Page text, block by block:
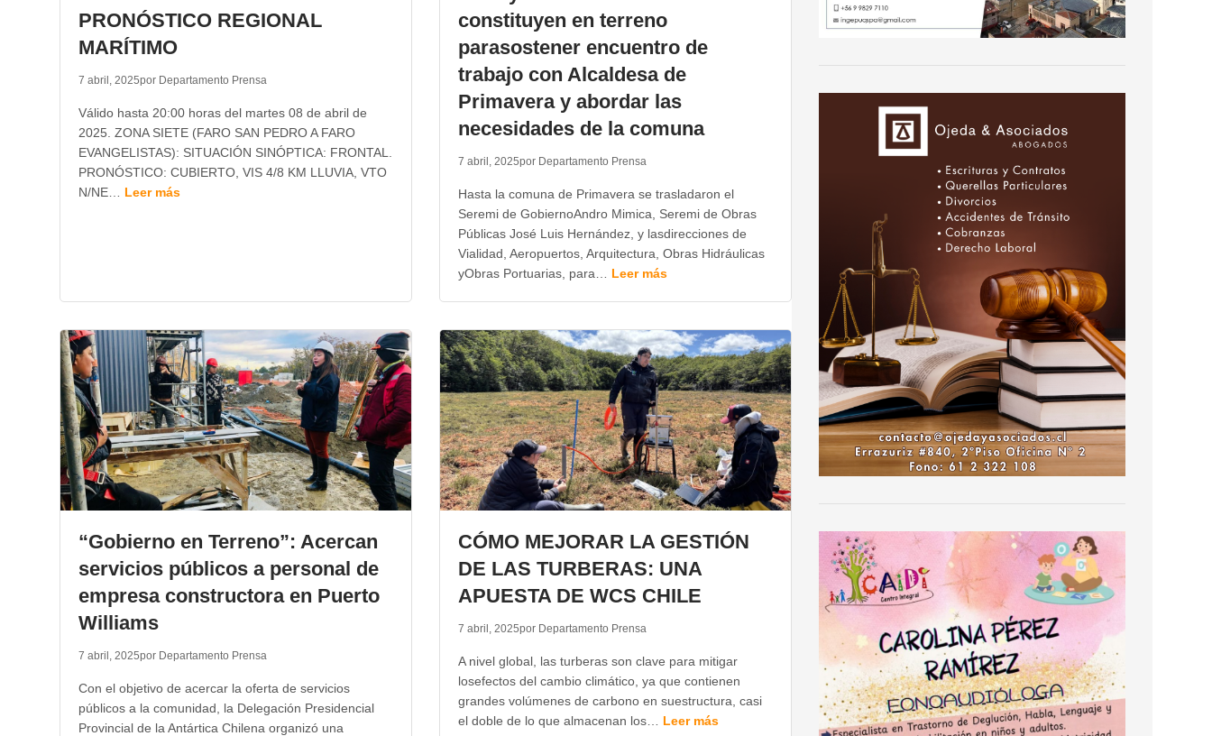
PRONÓSTICO REGIONAL
MARÍTIMO
7 abril, 2025por Departamento Prensa
Válido hasta 20:00 horas del martes 08 de abril de
2025. ZONA SIETE (FARO SAN PEDRO A FARO
EVANGELISTAS): SITUACIÓN SINÓPTICA: FRONTAL.
PRONÓSTICO: CUBIERTO, VIS 4/8 KM LLUVIA, VTO
N/NE… Leer más
constituyen en terreno
parasostener encuentro de
trabajo con Alcaldesa de
Primavera y abordar las
necesidades de la comuna
7 abril, 2025por Departamento Prensa
Hasta la comuna de Primavera se trasladaron el
Seremi de GobiernoAndro Mimica, Seremi de Obras
Públicas José Luis Hernández, y lasdirecciones de
Vialidad, Aeropuertos, Arquitectura, Obras Hidráulicas
yObras Portuarias, para… Leer más
“Gobierno en Terreno”: Acercan
servicios públicos a personal de
empresa constructora en Puerto
Williams
7 abril, 2025por Departamento Prensa
Con el objetivo de acercar la oferta de servicios
públicos a la comunidad, la Delegación Presidencial
Provincial de la Antártica Chilena organizó una
CÓMO MEJORAR LA GESTIÓN
DE LAS TURBERAS: UNA
APUESTA DE WCS CHILE
7 abril, 2025por Departamento Prensa
A nivel global, las turberas son clave para mitigar
losefectos del cambio climático, ya que contienen
grandes volúmenes de carbono en suestructura, casi
el doble de lo que almacenan los… Leer más